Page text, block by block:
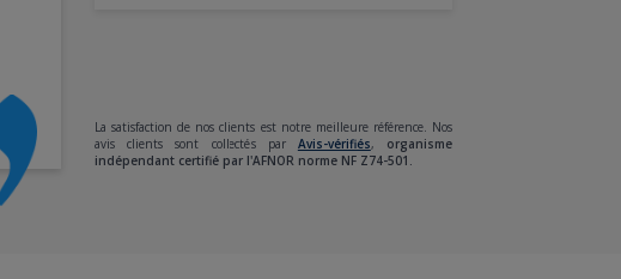
La satisfaction de nos clients est notre meilleure référence. Nos
avis clients sont collectés par Avis-vérifiés, organisme
indépendant certifié par l'AFNOR norme NF Z74-501.